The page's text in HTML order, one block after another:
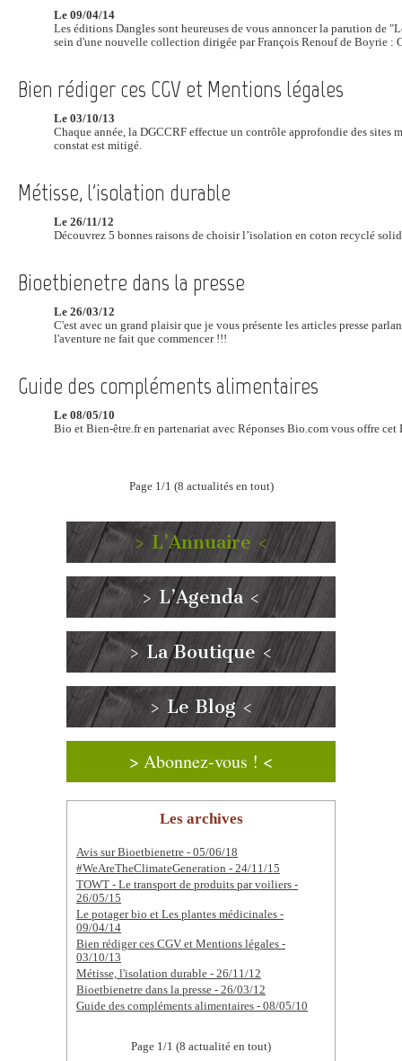
Le 09/04/14
Les éditions Dangles sont heureuses de vous annoncer la parution de
sein d'une nouvelle collection dirigée par François Renouf de Boyrie :
Bien rédiger ces CGV et Mentions légales
Le 03/10/13
Chaque année, la DGCCRF effectue un contrôle approfondie des sites
constat est mitigé.
Métisse, l'isolation durable
Le 26/11/12
Découvrez 5 bonnes raisons de choisir l’isolation en coton recyclé
Bioetbienetre dans la presse
Le 26/03/12
C'est avec un grand plaisir que je vous présente les articles presse
l'aventure ne fait que commencer !!!
Guide des compléments alimentaires
Le 08/05/10
Bio et Bien-être.fr en partenariat avec Réponses Bio.com vous offre
Page 1/1 (8 actualités en tout)
> L’Annuaire <
> L’Agenda <
> La Boutique <
> Le Blog <
> Abonnez-vous ! <
Les archives
Avis sur Bioetbienetre - 05/06/18
#WeAreTheClimateGeneration - 24/11/15
TOWT - Le transport de produits par voiliers -
26/05/15
Le potager bio et Les plantes médicinales -
09/04/14
Bien rédiger ces CGV et Mentions légales -
03/10/13
Métisse, l'isolation durable - 26/11/12
Bioetbienetre dans la presse - 26/03/12
Guide des compléments alimentaires - 08/05/10
Page 1/1 (8 actualité en tout)